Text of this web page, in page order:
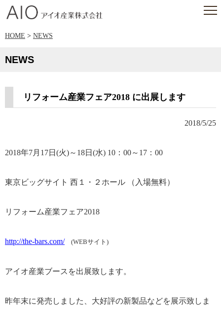
HOME > NEWS
NEWS
リフォーム産業フェア2018 に出展します
2018/5/25
2018年7月17日(火)～18日(水) 10：00～17：00
東京ビッグサイト 西１・２ホール （入場無料）
リフォーム産業フェア2018
http://the-bars.com/ (WEBサイト)
アイオ産業ブースを出展致します。
昨年末に発売しました、大好評の新製品などを展示致しま